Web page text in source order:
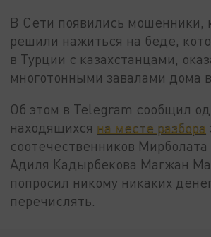
В Сети появились мошенники,
решили нажиться на беде,
в Турции с казахстанцами,
многотонными завалами дома в
Об этом в Telegram сообщил
находящихся на месте разбора
соотечественников
Адиля Кадырбекова Магжан
попросил никому никаких
перечислять.